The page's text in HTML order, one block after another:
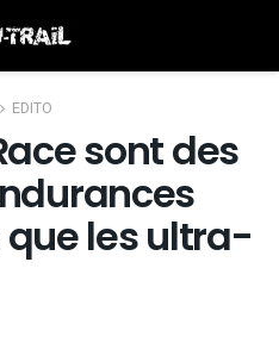
EDITO
sont des
les ultra-